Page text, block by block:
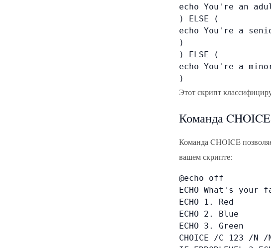
echo You're an
) ELSE (
echo You're a
)
) ELSE (
echo You're a
)
Этот скрипт
Команда
Команда CHOICE
вашем скрипте:
@echo off
ECHO What's
ECHO 1. Red
ECHO 2. Blue
ECHO 3. Green
CHOICE /C 123 /